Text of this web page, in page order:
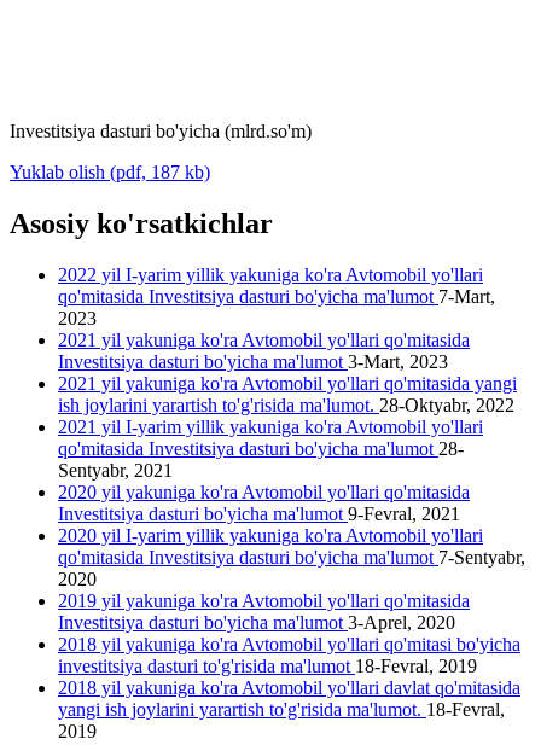
Investitsiya dasturi bo'yicha (mlrd.so'm)
Yuklab olish (pdf, 187 kb)
Asosiy ko'rsatkichlar
2022 yil I-yarim yillik yakuniga ko'ra Avtomobil yo'llari
qo'mitasida Investitsiya dasturi bo'yicha ma'lumot 7-Mart,
2023
2021 yil yakuniga ko'ra Avtomobil yo'llari qo'mitasida
Investitsiya dasturi bo'yicha ma'lumot 3-Mart, 2023
2021 yil yakuniga ko'ra Avtomobil yo'llari qo'mitasida yangi
ish joylarini yarartish to'g'risida ma'lumot. 28-Oktyabr, 2022
2021 yil I-yarim yillik yakuniga ko'ra Avtomobil yo'llari
qo'mitasida Investitsiya dasturi bo'yicha ma'lumot 28-
Sentyabr, 2021
2020 yil yakuniga ko'ra Avtomobil yo'llari qo'mitasida
Investitsiya dasturi bo'yicha ma'lumot 9-Fevral, 2021
2020 yil I-yarim yillik yakuniga ko'ra Avtomobil yo'llari
qo'mitasida Investitsiya dasturi bo'yicha ma'lumot 7-Sentyabr,
2020
2019 yil yakuniga ko'ra Avtomobil yo'llari qo'mitasida
Investitsiya dasturi bo'yicha ma'lumot 3-Aprel, 2020
2018 yil yakuniga ko'ra Avtomobil yo'llari qo'mitasi bo'yicha
investitsiya dasturi to'g'risida ma'lumot 18-Fevral, 2019
2018 yil yakuniga ko'ra Avtomobil yo'llari davlat qo'mitasida
yangi ish joylarini yarartish to'g'risida ma'lumot. 18-Fevral,
2019